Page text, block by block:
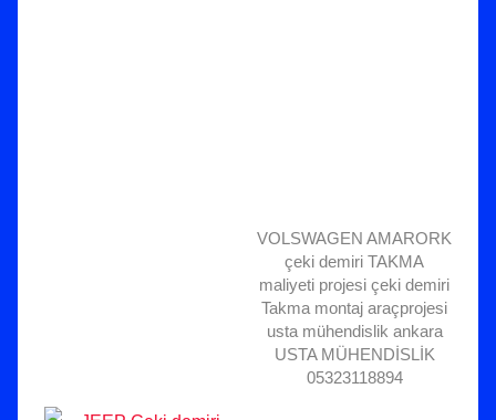
VOLSWAGEN AMARORK
çeki demiri TAKMA
maliyeti projesi çeki demiri
Takma montaj araçprojesi
usta mühendislik ankara
USTA MÜHENDİSLİK
05323118894